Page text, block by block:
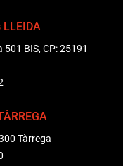
BIS, CP: 25191
Tàrrega